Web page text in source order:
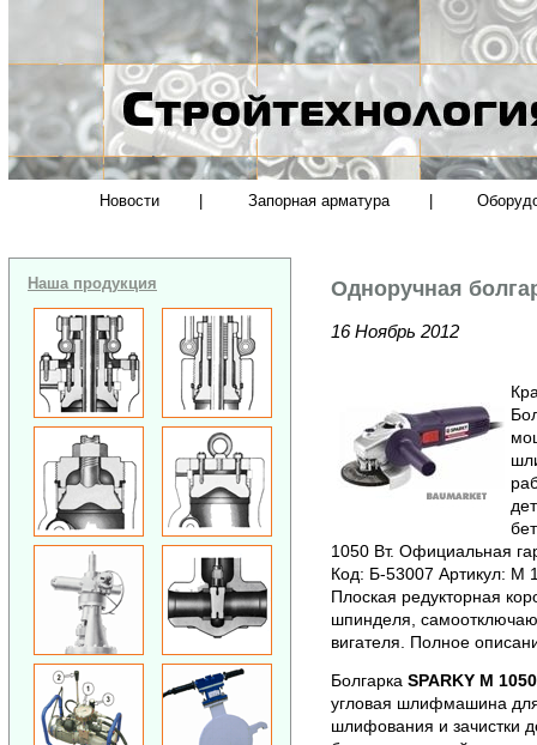
Новости Запорная арматура
Наша продукция Одноручная
16 Ноябрь 2012
1050 Вт. Официальная
Код: Б-53007 Артикул: M
Плоская редукторная
шпинделя,
вигателя. Полное
Болгарка SPARKY M 1050
угловая шлифмашина
шлифования и зачистки